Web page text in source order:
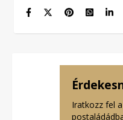
Iratkozz fel